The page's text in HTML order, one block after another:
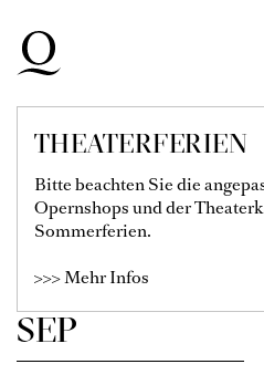
Zur Hauptnavigation
Zum Hauptinhalt springen
Zum Footer springen
THEATERFERIEN
Bitte beachten Sie die
Opernshops und der
Sommerferien.
>>> Mehr Infos
SEP